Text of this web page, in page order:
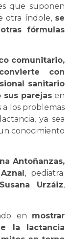
que suponen
otra índole, se
fórmulas
comunitario,
con
sanitario
sus parejas en
a los problemas
ya sea
conocimiento
Antoñanzas,
, pediatra;
Susana Urzáiz,
en mostrar
la lactancia